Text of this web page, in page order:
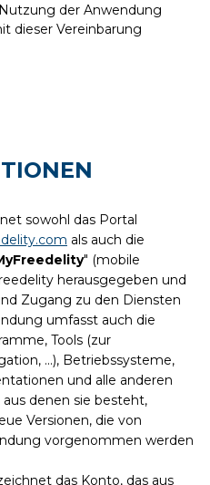
der Anwendung
dieser Vereinbarung
sowohl das Portal
als auch die
" (mobile
herausgegeben und
Zugang zu den Diensten
umfasst auch die
Tools (zur
...), Betriebssysteme,
und alle anderen
denen sie besteht,
Versionen, die von
vorgenommen werden
das Konto, das aus